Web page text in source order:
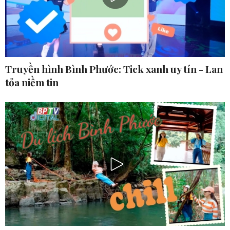
Truyền hình Bình Phước: Tick xanh uy tín - Lan
tỏa niềm tin